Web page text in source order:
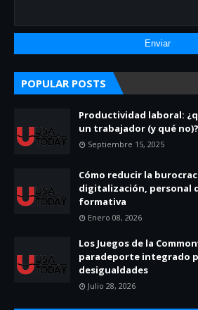
POPULAR POSTS
Productividad laboral:
un trabajador (y qué no)?
Septiembre 15, 2025
Cómo reducir la
digitalización, personal
formativa
Enero 08, 2026
Los Juegos de la
paradeporte integrado
desigualdades
Julio 28, 2026